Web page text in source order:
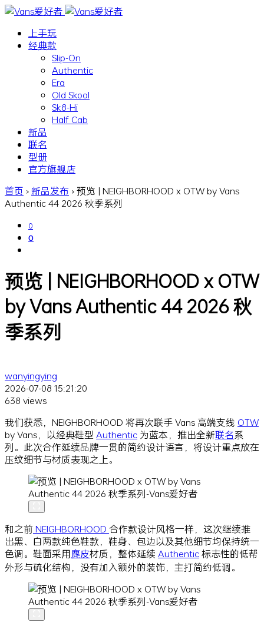
上手玩
经典款
Slip-On
Authentic
Era
Old Skool
Sk8-Hi
Half Cab
新品
联名
型册
官方旗舰店
首页 ›新品发布 ›预览 | NEIGHBORHOOD x OTW by Vans
Authentic 44 2026 秋季系列
0
0
预览 | NEIGHBORHOOD x OTW
by Vans Authentic 44 2026 秋
季系列
wanyingying
2026-07-08 15:21:20
638 views
我们获悉，NEIGHBORHOOD 将再次联手 Vans 高端支线 OTW
by Vans，以经典鞋型 Authentic 为蓝本，推出全新联名系
列。此次合作延续品牌一贯的简约设计语言，将设计重点放在
压纹细节与材质表现之上。
和之前 NEIGHBORHOOD 合作款设计风格一样，这次继续推
出黑、白两款纯色鞋款，鞋身、包边以及其他细节均保持统一
色调。鞋面采用麂皮材质，整体延续 Authentic标志性的低帮
外形与硫化结构，没有加入额外的装饰，主打简约低调。